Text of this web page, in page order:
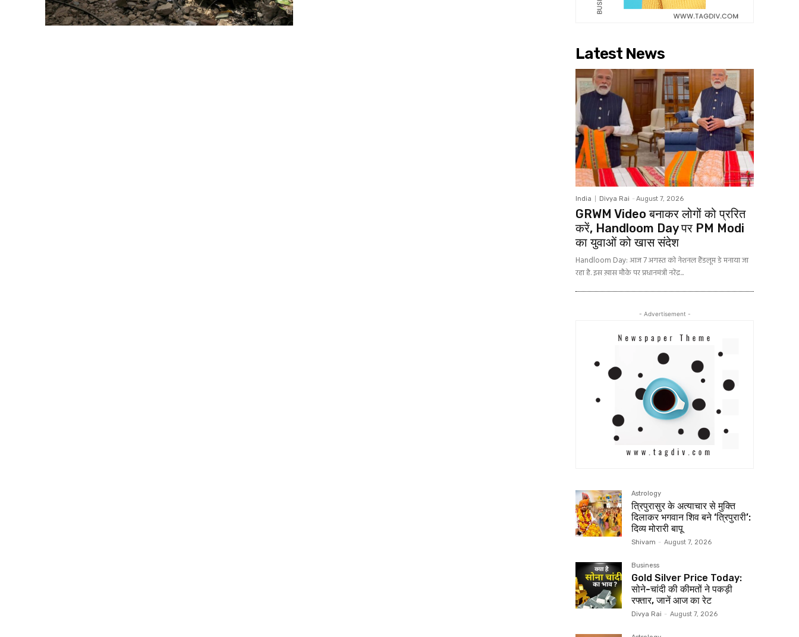
Latest News
India Divya Rai - August 7, 2026
GRWM Video बनाकर लोगों को प्ररित
करें, Handloom Day पर PM Modi
का युवाओं को खास संदेश
Handloom Day: आज 7 अगस्त को नेशनल हैंडलूम डे मनाया जा
रहा है. इस ख़ास मौके पर प्रधानमंत्री नरेंद्र...
- Advertisement -
Astrology
त्रिपुरासुर के अत्याचार से मुक्ति
दिलाकर भगवान शिव बने ‘त्रिपुरारी’:
दिव्य मोरारी बापू
Shivam - August 7, 2026
Business
Gold Silver Price Today:
सोने-चांदी की कीमतों ने पकड़ी
रफ्तार, जानें आज का रेट
Divya Rai - August 7, 2026